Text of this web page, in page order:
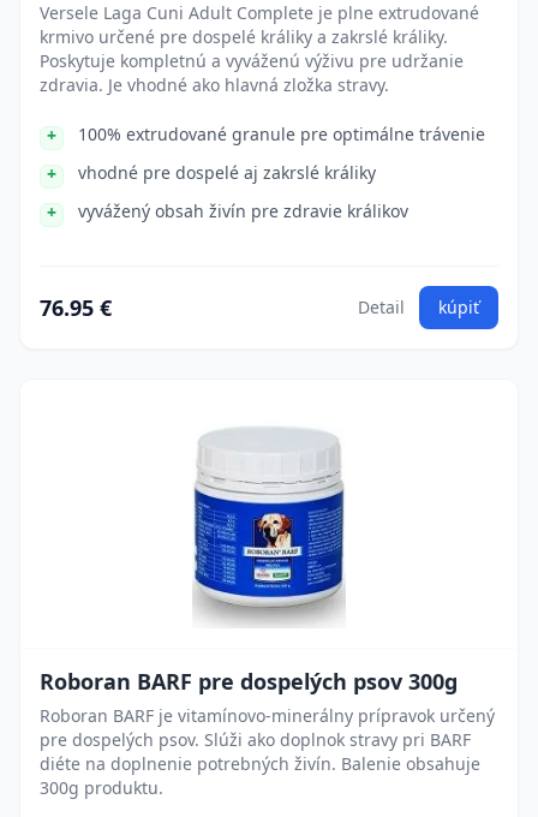
Versele Laga Cuni Adult Complete je plne extrudované
krmivo určené pre dospelé králiky a zakrslé králiky.
Poskytuje kompletnú a vyváženú výživu pre udržanie
zdravia. Je vhodné ako hlavná zložka stravy.
100% extrudované granule pre optimálne trávenie
vhodné pre dospelé aj zakrslé králiky
vyvážený obsah živín pre zdravie králikov
76.95 € Detail kúpiť
Roboran BARF pre dospelých psov 300g
Roboran BARF je vitamínovo-minerálny prípravok určený
pre dospelých psov. Slúži ako doplnok stravy pri BARF
diéte na doplnenie potrebných živín. Balenie obsahuje
300g produktu.